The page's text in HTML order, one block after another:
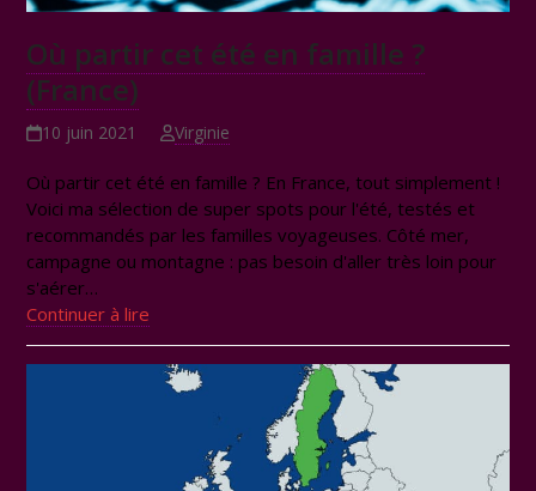
Où partir cet été en famille ?
(France)
10 juin 2021 Virginie
Où partir cet été en famille ? En France, tout simplement !
Voici ma sélection de super spots pour l'été, testés et
recommandés par les familles voyageuses. Côté mer,
campagne ou montagne : pas besoin d'aller très loin pour
s'aérer…
Continuer à lire